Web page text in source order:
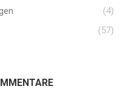
(4)
(57)